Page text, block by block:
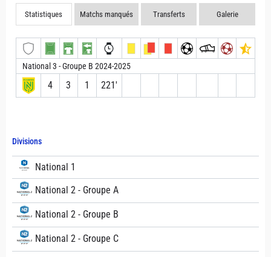
Divisions
National 1
National 2 - Groupe A
National 2 - Groupe B
National 2 - Groupe C
Statistiques Matchs manqués Transferts Galerie
National 3 - Groupe B 2024-2025
4 3 1 221′